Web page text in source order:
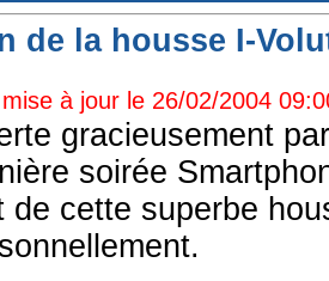
de la housse I-
à jour le 26/02/2004
gracieusement
soirée
de cette superbe